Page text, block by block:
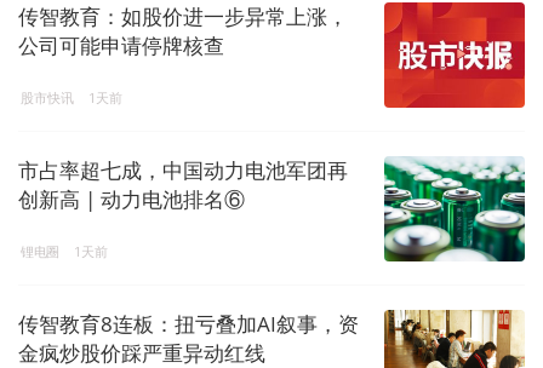
传智教育：如股价进一步异常上涨，
公司可能申请停牌核查
股市快讯 1天前
市占率超七成，中国动力电池军团再
创新高 | 动力电池排名⑥
锂电圈 1天前
传智教育8连板：扭亏叠加AI叙事，资
金疯炒股价踩严重异动红线